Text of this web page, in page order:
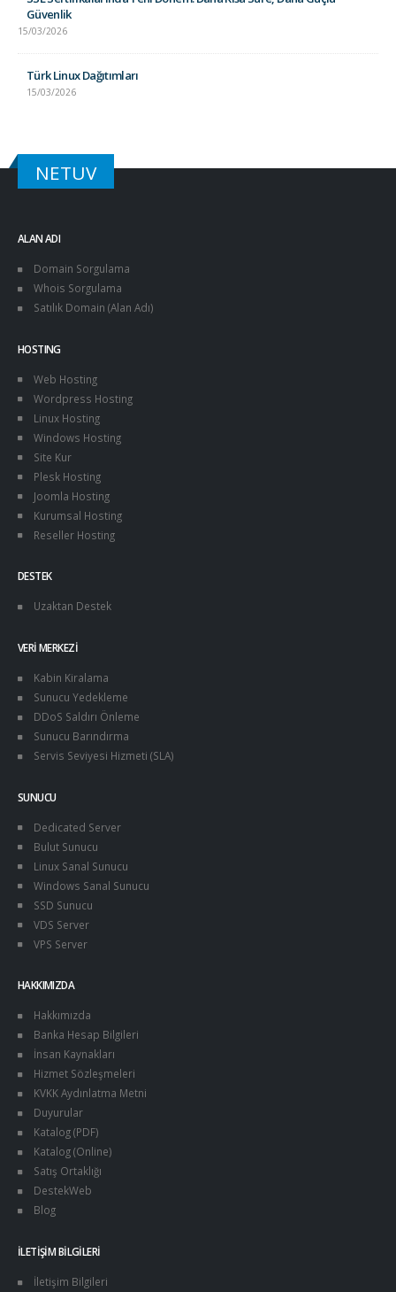
Güvenlik
15/03/2026
Türk Linux Dağıtımları
15/03/2026
NETUV
ALAN ADI
Domain Sorgulama
Whois Sorgulama
Satılık Domain (Alan Adı)
HOSTING
Web Hosting
Wordpress Hosting
Linux Hosting
Windows Hosting
Site Kur
Plesk Hosting
Joomla Hosting
Kurumsal Hosting
Reseller Hosting
DESTEK
Uzaktan Destek
VERI MERKEZI
Kabin Kiralama
Sunucu Yedekleme
DDoS Saldırı Önleme
Sunucu Barındırma
Servis Seviyesi Hizmeti (SLA)
SUNUCU
Dedicated Server
Bulut Sunucu
Linux Sanal Sunucu
Windows Sanal Sunucu
SSD Sunucu
VDS Server
VPS Server
HAKKIMIZDA
Hakkımızda
Banka Hesap Bilgileri
İnsan Kaynakları
Hizmet Sözleşmeleri
KVKK Aydınlatma Metni
Duyurular
Katalog (PDF)
Katalog (Online)
Satış Ortaklığı
DestekWeb
Blog
İLETIŞIM BILGILERI
İletişim Bilgileri